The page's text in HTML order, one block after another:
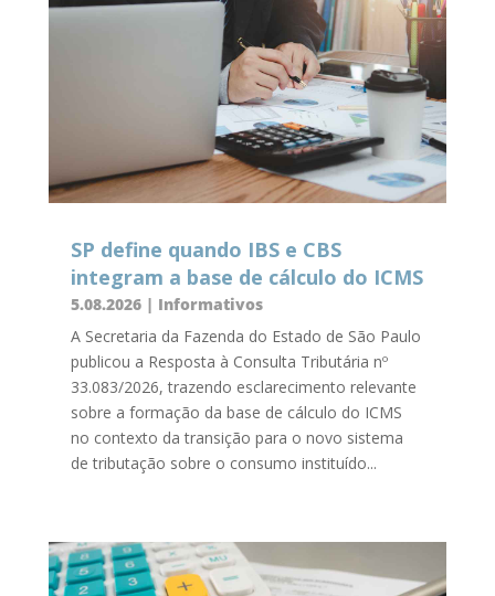
SP define quando IBS e CBS
integram a base de cálculo do ICMS
5.08.2026| Informativos
A Secretaria da Fazenda do Estado de São Paulo
publicou a Resposta à Consulta Tributária nº
33.083/2026, trazendo esclarecimento relevante
sobre a formação da base de cálculo do ICMS
no contexto da transição para o novo sistema
de tributação sobre o consumo instituído...